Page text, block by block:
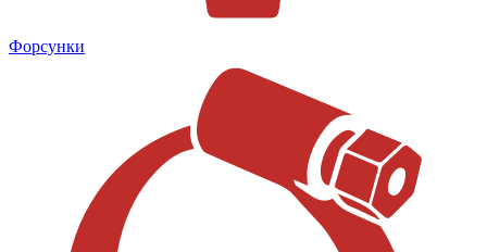
Форсунки